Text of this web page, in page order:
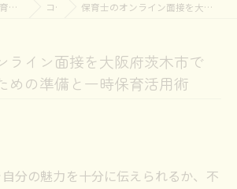
大阪府吹田市の保育士の求人なら社会福祉法人耀き福祉会 コラム 保育士のオンライン面接を大阪府茨木市で成功させるための準備と一時保育活用術
ライン面接を大阪府茨木市で
めの準備と一時保育活用術
分の魅力を十分に伝えられるか、不